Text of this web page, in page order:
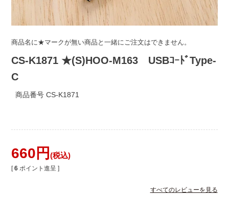
商品名に★マークが無い商品と一緒にご注文はできません。
CS-K1871 ★(S)HOO-M163 USBｺｰﾄﾞType-
C
商品番号 CS-K1871
660 税込
[ 6 ポイント進呈 ]
すべてのレビューを見る